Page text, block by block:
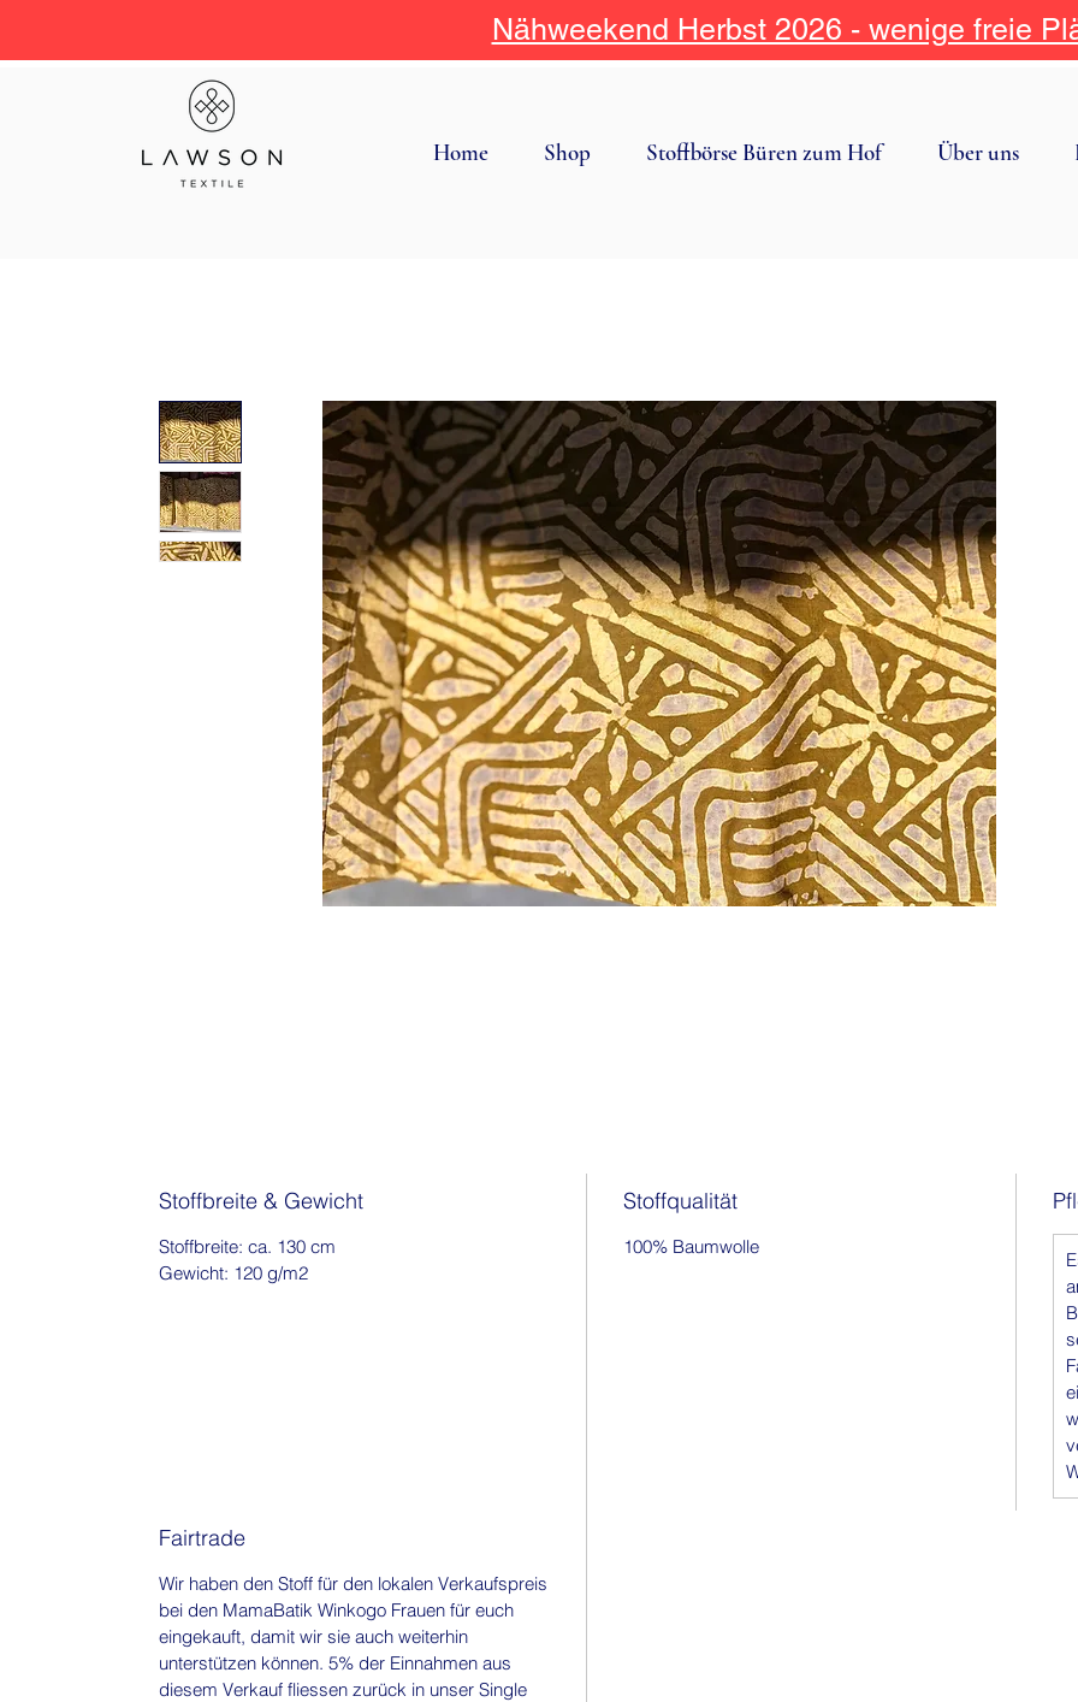
Nähweekend Herbst 2026 - wenige freie
Home Shop Stoffbörse Büren zum Hof Über uns
Stoffbreite & Gewicht
Stoffbreite: ca. 130 cm
Gewicht: 120 g/m2
Stoffqualität
100% Baumwolle
Fairtrade
Wir haben den Stoff für den lokalen Verkaufspreis
bei den MamaBatik Winkogo Frauen für euch
eingekauft, damit wir sie auch weiterhin
unterstützen können. 5% der Einnahmen aus
diesem Verkauf fliessen zurück in unser Single